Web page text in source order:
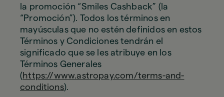
la promoción “Smiles Cashback” (la
“Promoción”). Todos los términos en
mayúsculas que no estén definidos en estos
Términos y Condiciones tendrán el
significado que se les atribuye en los
Términos Generales
(https://www.astropay.com/terms-and-
conditions).